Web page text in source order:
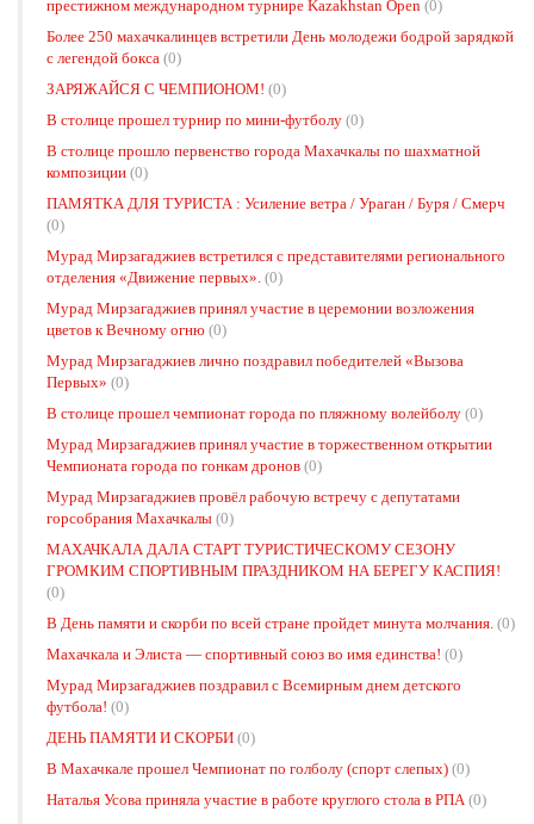
престижном международном турнире Kazakhstan Open (0)
Более 250 махачкалинцев встретили День молодежи бодрой зарядкой
с легендой бокса (0)
ЗАРЯЖАЙСЯ С ЧЕМПИОНОМ! (0)
В столице прошел турнир по мини-футболу (0)
В столице прошло первенство города Махачкалы по шахматной
композиции (0)
ПАМЯТКА ДЛЯ ТУРИСТА : Усиление ветра / Ураган / Буря / Смерч
(0)
Мурад Мирзагаджиев встретился с представителями регионального
отделения «Движение первых». (0)
Мурад Мирзагаджиев принял участие в церемонии возложения
цветов к Вечному огню (0)
Мурад Мирзагаджиев лично поздравил победителей «Вызова
Первых» (0)
В столице прошел чемпионат города по пляжному волейболу (0)
Мурад Мирзагаджиев принял участие в торжественном открытии
Чемпионата города по гонкам дронов (0)
Мурад Мирзагаджиев провёл рабочую встречу с депутатами
горсобрания Махачкалы (0)
МАХАЧКАЛА ДАЛА СТАРТ ТУРИСТИЧЕСКОМУ СЕЗОНУ
ГРОМКИМ СПОРТИВНЫМ ПРАЗДНИКОМ НА БЕРЕГУ КАСПИЯ!
(0)
В День памяти и скорби по всей стране пройдет минута молчания. (0)
Махачкала и Элиста — спортивный союз во имя единства! (0)
Мурад Мирзагаджиев поздравил с Всемирным днем детского
футбола! (0)
ДЕНЬ ПАМЯТИ И СКОРБИ (0)
В Махачкале прошел Чемпионат по голболу (спорт слепых) (0)
Наталья Усова приняла участие в работе круглого стола в РПА(0)